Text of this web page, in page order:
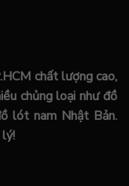
chất lượng cao,
chủng loại như đồ
lót nam Nhật Bản.
lý!